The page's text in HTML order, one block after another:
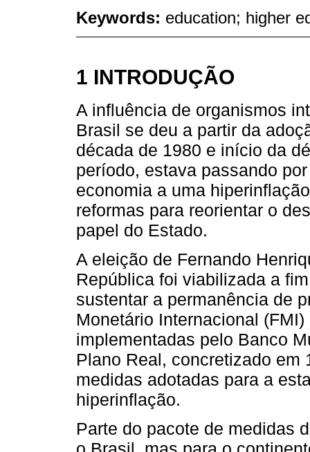
Keywords: education; higher
1 INTRODUÇÃO
A influência de organismos
Brasil se deu a partir da
década de 1980 e início da
período, estava passando
economia a uma
reformas para reorientar o
papel do Estado.
A eleição de Fernando
República foi viabilizada a
sustentar a permanência de
Monetário Internacional
implementadas pelo Banco
Plano Real, concretizado em
medidas adotadas para a
hiperinflação.
Parte do pacote de medidas